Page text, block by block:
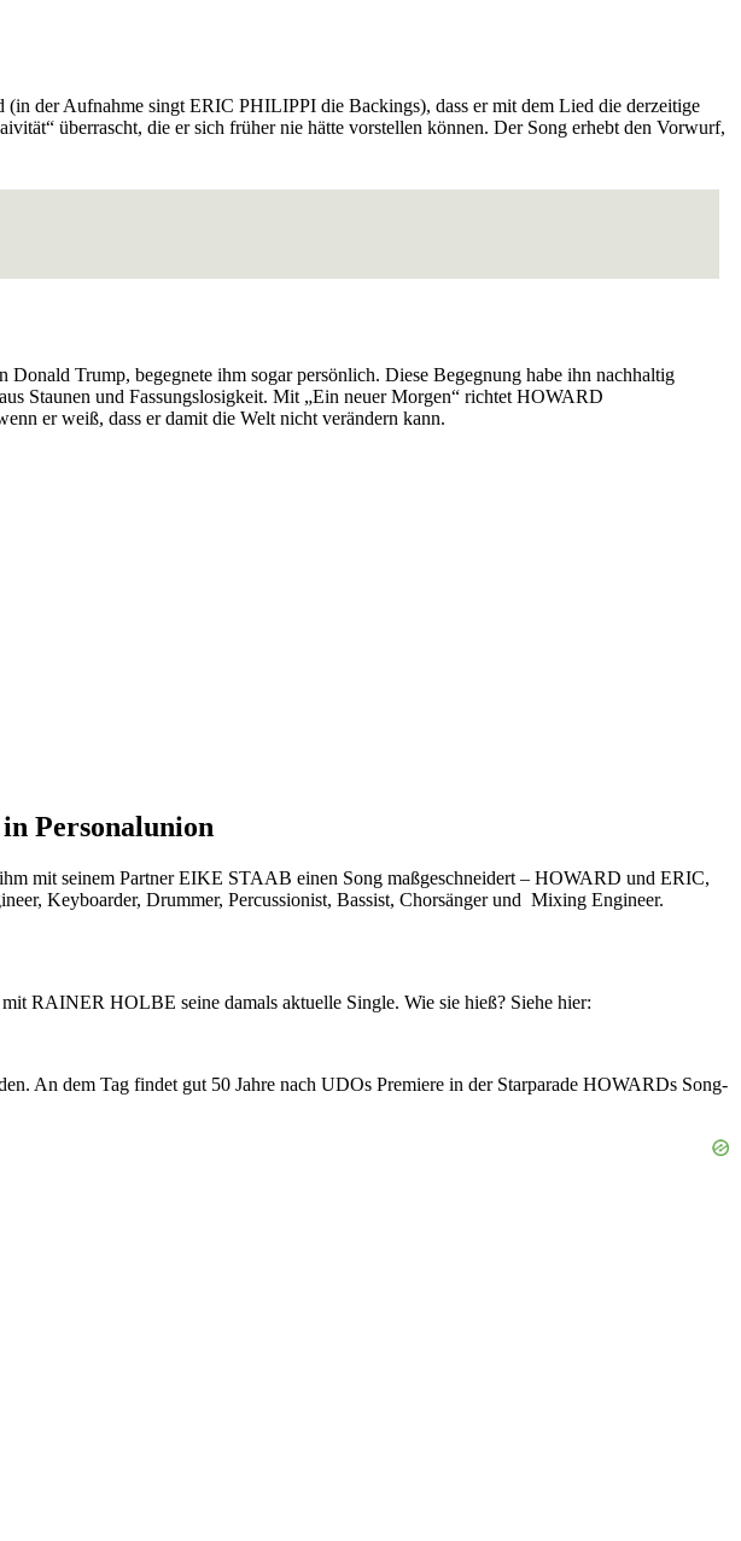
der Aufnahme singt ERIC PHILIPPI die Backings), dass er mit dem Lied die derzeitige
überrascht, die er sich früher nie hätte vorstellen können. Der Song erhebt den Vorwurf,
Trump, begegnete ihm sogar persönlich. Diese Begegnung habe ihn nachhaltig
Staunen und Fassungslosigkeit. Mit „Ein neuer Morgen“ richtet HOWARD
er weiß, dass er damit die Welt nicht verändern kann.
Personalunion
mit seinem Partner EIKE STAAB einen Song maßgeschneidert – HOWARD und ERIC,
Keyboarder, Drummer, Percussionist, Bassist, Chorsänger und Mixing Engineer.
RAINER HOLBE seine damals aktuelle Single. Wie sie hieß? Siehe hier:
An dem Tag findet gut 50 Jahre nach UDOs Premiere in der Starparade HOWARDs Song-